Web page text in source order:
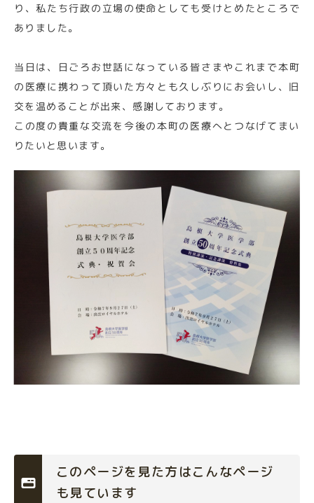
り、私たち行政の立場の使命としても受けとめたところで
ありました。
当日は、日ごろお世話になっている皆さまやこれまで本町
の医療に携わって頂いた方々とも久しぶりにお会いし、旧
交を温めることが出来、感謝しております。
この度の貴重な交流を今後の本町の医療へとつなげてまい
りたいと思います。
このページを見た方はこんなページ
も見ています